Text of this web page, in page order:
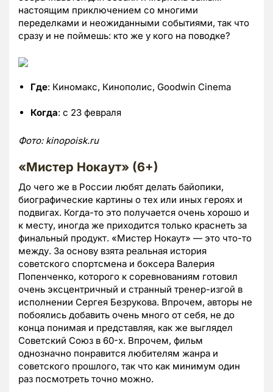
настоящим приключением со многими
переделками и неожиданными событиями, так что
сразу и не поймешь: кто же у кого на поводке?
Где: Киномакс, Кинополис, Goodwin Cinema
Когда: с 23 февраля
Фото: kinopoisk.ru
«Мистер Нокаут» (6+)
До чего же в России любят делать байопики,
биографические картины о тех или иных героях и
подвигах. Когда-то это получается очень хорошо и
к месту, иногда же приходится только краснеть за
финальный продукт. «Мистер Нокаут» — это что-то
между. За основу взята реальная история
советского спортсмена и боксера Валерия
Попенченко, которого к соревнованиям готовил
очень эксцентричный и странный тренер-изгой в
исполнении Сергея Безрукова. Впрочем, авторы не
побоялись добавить очень много от себя, не до
конца понимая и представляя, как же выглядел
Советский Союз в 60-х. Впрочем, фильм
однозначно понравится любителям жанра и
советского прошлого, так что как минимум один
раз посмотреть точно можно.